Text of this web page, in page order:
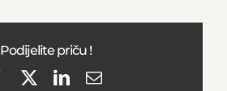
Podijelite priču !
FacebookLinkedIn
Email